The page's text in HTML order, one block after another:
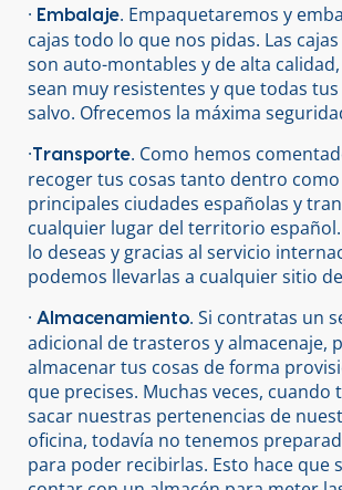
· Embalaje. Empaquetaremos y
cajas todo lo que nos pidas. Las
son auto-montables y de alta
sean muy resistentes y que todas tus
salvo. Ofrecemos la máxima
·Transporte. Como hemos
recoger tus cosas tanto dentro
principales ciudades españolas y
cualquier lugar del territorio español.
lo deseas y gracias al servicio
podemos llevarlas a cualquier sitio
· Almacenamiento. Si contratas un
adicional de trasteros y almacenaje,
almacenar tus cosas de forma
que precises. Muchas veces, cuando
sacar nuestras pertenencias de
oficina, todavía no tenemos
para poder recibirlas. Esto hace que